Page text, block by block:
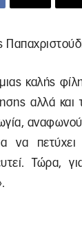
καλής
αλλά και
να
Τώρα,